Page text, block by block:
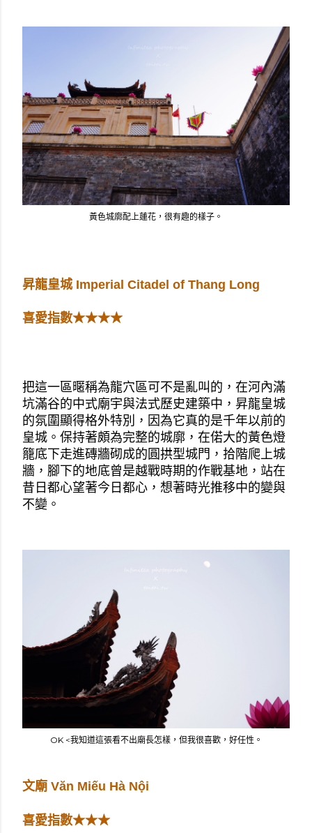
黃色城廓配上蓮花，很有趣的樣子。
昇龍皇城 Imperial Citadel of Thang Long
喜愛指數★★★★
把這一區暱稱為龍穴區可不是亂叫的，在河內滿
坑滿谷的中式廟宇與法式歷史建築中，昇龍皇城
的氛圍顯得格外特別，因為它真的是千年以前的
皇城。保持著頗為完整的城廓，在偌大的黃色燈
籠底下走進磚牆砌成的圓拱型城門，拾階爬上城
牆，腳下的地底曾是越戰時期的作戰基地，站在
昔日都心望著今日都心，想著時光推移中的變與
不變。
OK <我知道這張看不出廟長怎樣，但我很喜歡，好任性。
文廟 Văn Miếu Hà Nội
喜愛指數★★★